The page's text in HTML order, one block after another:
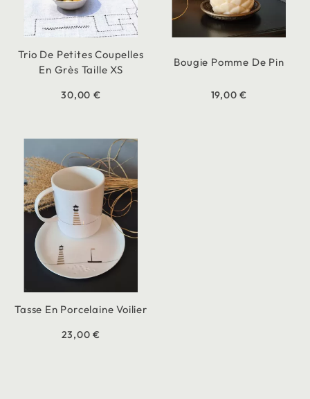
Trio De Petites Coupelles
En Grès Taille XS
30,00 €
Bougie Pomme De Pin
19,00 €
Tasse En Porcelaine Voilier
23,00 €